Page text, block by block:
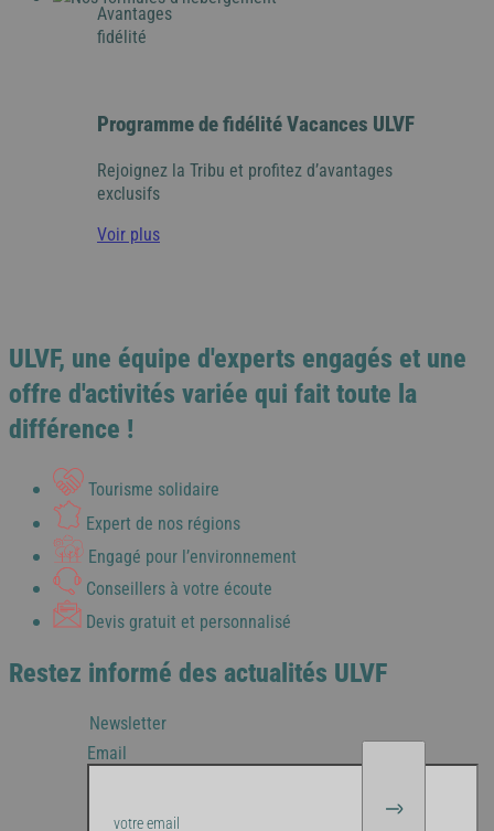
Avantages
fidélité
Programme de fidélité Vacances ULVF
Rejoignez la Tribu et profitez d’avantages
exclusifs
Voir plus
ULVF, une équipe d'experts engagés et une
offre d'activités variée qui fait toute la
différence !
Tourisme solidaire
Expert de nos régions
Engagé pour l’environnement
Conseillers à votre écoute
Devis gratuit et personnalisé
Restez informé des actualités ULVF
Newsletter
Email